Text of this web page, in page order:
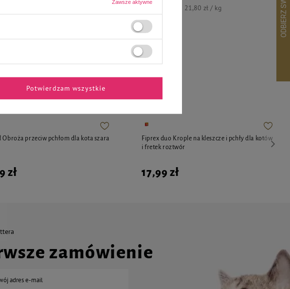
21,80 zł 21,80 zł / kg
ekspertów
Obroża przeciw pchłom dla kota szara
zł
Fiprex duo Krople na kleszcze i pchły dla kotów
i fretek roztwór
17,99 zł
zamówienie
adres e-mail
Zawsze aktywne
Potwierdzam wszystkie